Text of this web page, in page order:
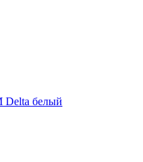
Delta белый